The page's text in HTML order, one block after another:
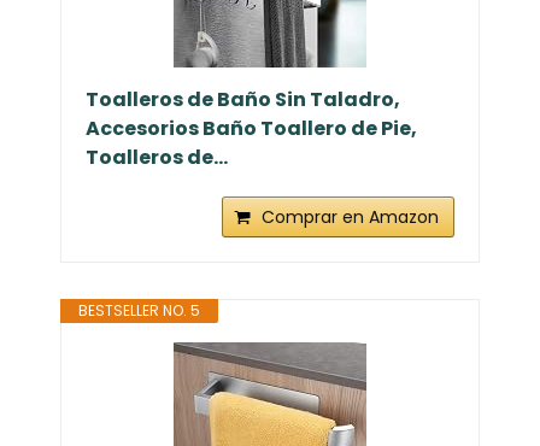
Toalleros de Baño Sin Taladro,
Accesorios Baño Toallero de Pie,
Toalleros de...
Comprar en Amazon
BESTSELLER NO. 5